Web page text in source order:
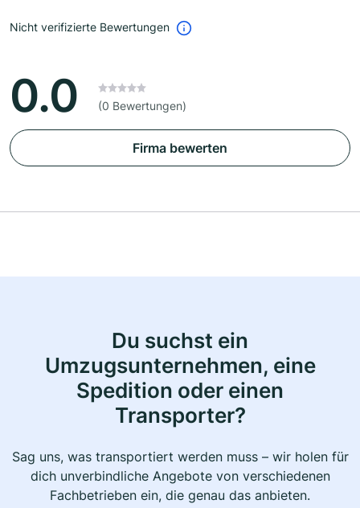
Nicht verifizierte Bewertungen
0.0 (0 Bewertungen)
Firma bewerten
Du suchst ein
Umzugsunternehmen, eine
Spedition oder einen
Transporter?
Sag uns, was transportiert werden muss – wir holen für
dich unverbindliche Angebote von verschiedenen
Fachbetrieben ein, die genau das anbieten.